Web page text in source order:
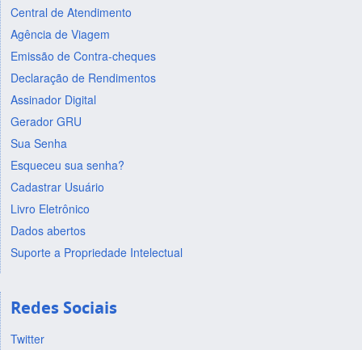
Central de Atendimento
Agência de Viagem
Emissão de Contra-cheques
Declaração de Rendimentos
Assinador Digital
Gerador GRU
Sua Senha
Esqueceu sua senha?
Cadastrar Usuário
Livro Eletrônico
Dados abertos
Suporte a Propriedade Intelectual
Redes Sociais
Twitter